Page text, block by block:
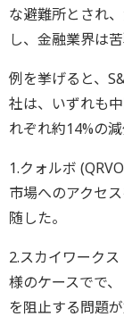
な避難所とされ
し、金融業界は
例を挙げると、
社は、いずれも
れぞれ約14%の減
1.クォルボ
市場へのアクセ
随した。
2.スカイワーク
様のケースでで
を阻止する問題が